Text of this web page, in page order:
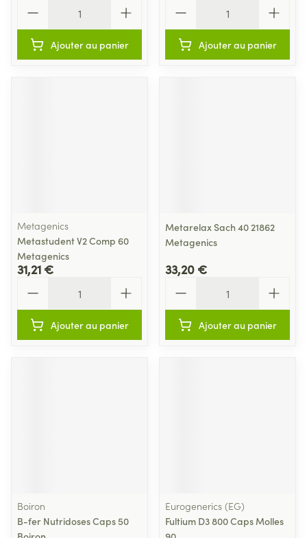
Ajouter au panier Ajouter au panier
Metagenics
Metastudent V2 Comp 60
Metagenics
31,21 €
Ajouter au panier
Metarelax Sach 40 21862
Metagenics
33,20 €
Ajouter au panier
Boiron
B-fer Nutridoses Caps 50
Eurogenerics (EG)
Fultium D3 800 Caps Molles